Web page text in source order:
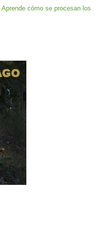
Aprende cómo se procesan los